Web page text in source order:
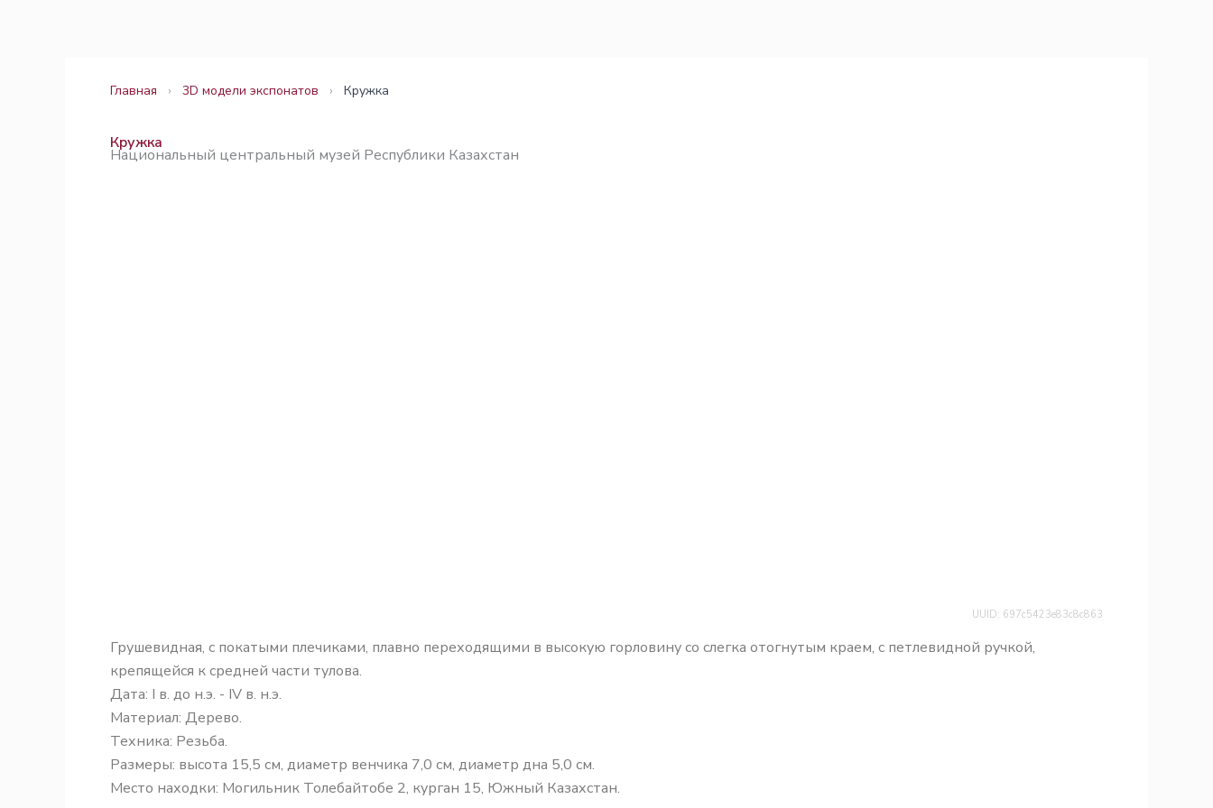
Главная › 3D модели экспонатов › Кружка
Кружка
Национальный центральный музей Республики Казахстан
UUID: 697c5423e83c8c863
Грушевидная, с покатыми плечиками, плавно переходящими в высокую горловину со слегка отогнутым краем, с петлевидной ручкой,
крепящейся к средней части тулова.
Дата: I в. до н.э. - IV в. н.э.
Материал: Дерево.
Техника: Резьба.
Размеры: высота 15,5 см, диаметр венчика 7,0 см, диаметр дна 5,0 см.
Место находки: Могильник Толебайтобе 2, курган 15, Южный Казахстан.